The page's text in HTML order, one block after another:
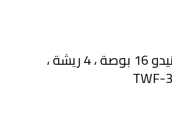
مروحة حائط تورنيدو 16 بوصة ، 4 ريشة ،